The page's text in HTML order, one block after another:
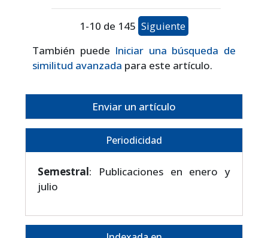
1-10 de 145 Siguiente
También puede Iniciar una búsqueda de
similitud avanzada para este artículo.
Enviar un artículo
Periodicidad
Semestral: Publicaciones en enero y
julio